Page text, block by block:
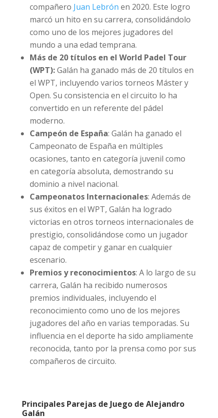
compañero Juan Lebrón en 2020. Este logro
marcó un hito en su carrera, consolidándolo
como uno de los mejores jugadores del
mundo a una edad temprana.
Más de 20 títulos en el World Padel Tour
(WPT):Galán ha ganado más de 20 títulos en
el WPT, incluyendo varios torneos Máster y
Open. Su consistencia en el circuito lo ha
convertido en un referente del pádel
moderno.
Campeón de España: Galán ha ganado el
Campeonato de España en múltiples
ocasiones, tanto en categoría juvenil como
en categoría absoluta, demostrando su
dominio a nivel nacional.
Campeonatos Internacionales: Además de
sus éxitos en el WPT, Galán ha logrado
victorias en otros torneos internacionales de
prestigio, consolidándose como un jugador
capaz de competir y ganar en cualquier
escenario.
Premios y reconocimientos: A lo largo de su
carrera, Galán ha recibido numerosos
premios individuales, incluyendo el
reconocimiento como uno de los mejores
jugadores del año en varias temporadas. Su
influencia en el deporte ha sido ampliamente
reconocida, tanto por la prensa como por sus
compañeros de circuito.
Principales Parejas de Juego de Alejandro
Galán